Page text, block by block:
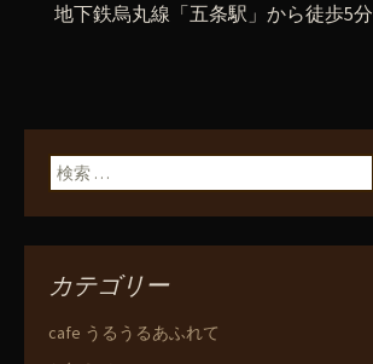
地下鉄烏丸線「五条駅」から徒歩5分
検索:
カテゴリー
cafe うるうるあふれて